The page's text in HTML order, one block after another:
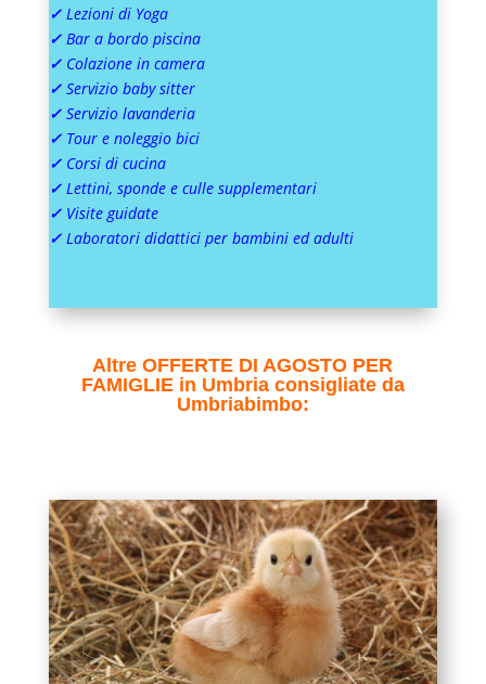
✓ Lezioni di Yoga
✓ Bar a bordo piscina
✓ Colazione in camera
✓ Servizio baby sitter
✓ Servizio lavanderia
✓ Tour e noleggio bici
✓ Corsi di cucina
✓ Lettini, sponde e culle supplementari
✓ Visite guidate
✓ Laboratori didattici per bambini ed adulti
Altre OFFERTE DI AGOSTO PER
FAMIGLIE in Umbria consigliate da
Umbriabimbo: